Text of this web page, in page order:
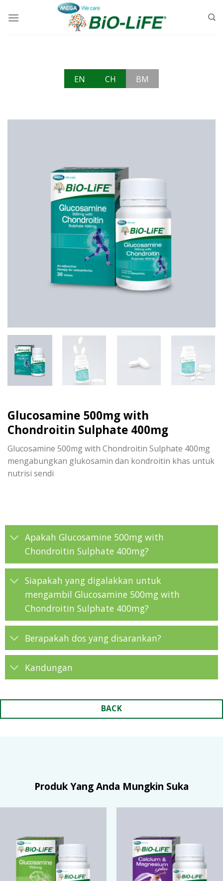
EN CH BM
Glucosamine 500mg with
Chondroitin Sulphate 400mg
Glucosamine 500mg with Chondroitin Sulphate 400mg
mengabungkan glukosamin dan kondroitin khas untuk
nutrisi sendi
Apakah Glucosamine 500mg with
Chondroitin Sulphate 400mg?
Siapakah yang digalakkan untuk
mengambil Glucosamine 500mg with
Chondroitin Sulphate 400mg?
Berapakah dos yang disarankan?
Kandungan
BACK
Produk Yang Anda Mungkin Suka